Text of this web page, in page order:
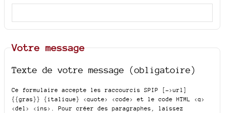
Votre message
Texte de votre message (obligatoire)
Ce formulaire accepte les raccourcis SPIP
[->url]
{{gras}} {italique} <quote> <code>
et le code HTML <q>
<del> <ins>
. Pour créer des paragraphes, laissez